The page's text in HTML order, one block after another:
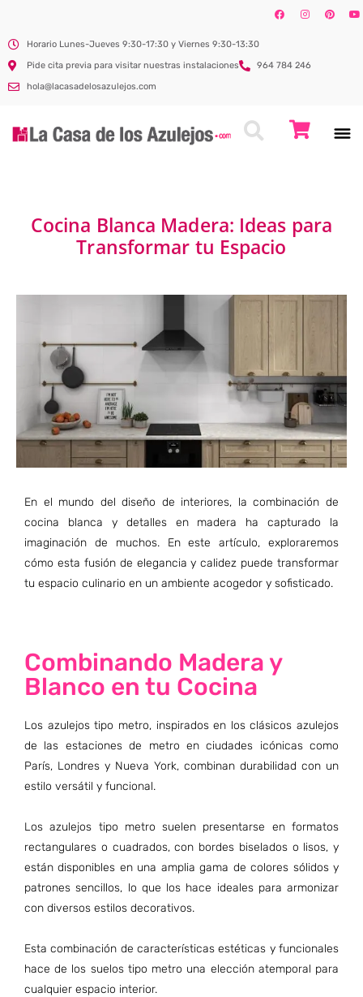
Horario Lunes-Jueves 9:30-17:30 y Viernes 9:30-13:30
Pide cita previa para visitar nuestras instalaciones
964 784 246
hola@lacasadelosazulejos.com
Cocina Blanca Madera: Ideas para
Transformar tu Espacio
En el mundo del diseño de interiores, la combinación de
cocina blanca y detalles en madera ha capturado la
imaginación de muchos. En este artículo, exploraremos
cómo esta fusión de elegancia y calidez puede transformar
tu espacio culinario en un ambiente acogedor y sofisticado.
Combinando Madera y
Blanco en tu Cocina
Los azulejos tipo metro, inspirados en los clásicos azulejos
de las estaciones de metro en ciudades icónicas como
París, Londres y Nueva York, combinan durabilidad con un
estilo versátil y funcional.
Los azulejos tipo metro suelen presentarse en formatos
rectangulares o cuadrados, con bordes biselados o lisos, y
están disponibles en una amplia gama de colores sólidos y
patrones sencillos, lo que los hace ideales para armonizar
con diversos estilos decorativos.
Esta combinación de características estéticas y funcionales
hace de los suelos tipo metro una elección atemporal para
cualquier espacio interior.